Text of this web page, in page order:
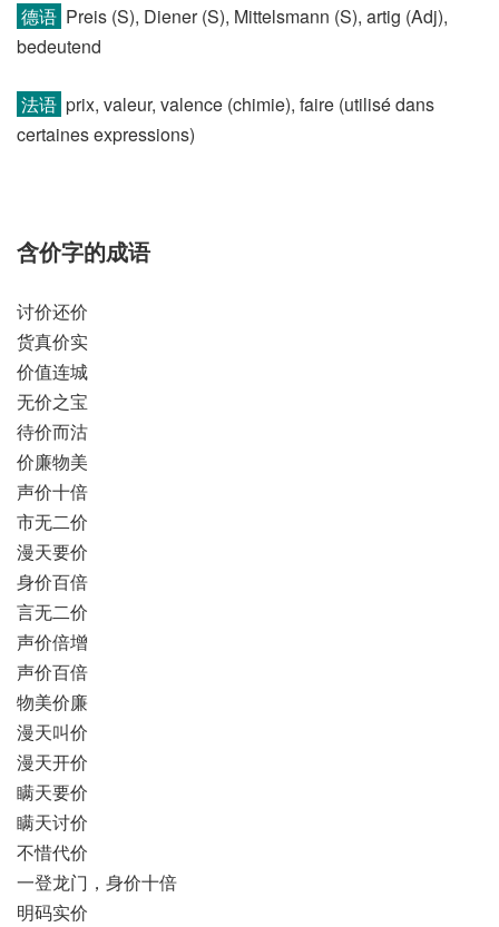
德语 Preis (S)​, Diener (S)​, Mittelsmann (S)​, artig (Adj)​,
bedeutend
法语 prix, valeur, valence (chimie)​, faire (utilisé dans
certaines expressions)​
含价字的成语
讨价还价
货真价实
价值连城
无价之宝
待价而沽
价廉物美
声价十倍
市无二价
漫天要价
身价百倍
言无二价
声价倍增
声价百倍
物美价廉
漫天叫价
漫天开价
瞒天要价
瞒天讨价
不惜代价
一登龙门，身价十倍
明码实价